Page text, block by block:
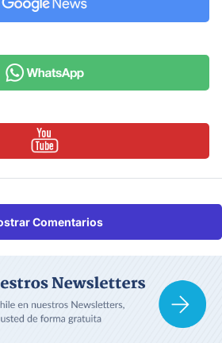
Comentarios